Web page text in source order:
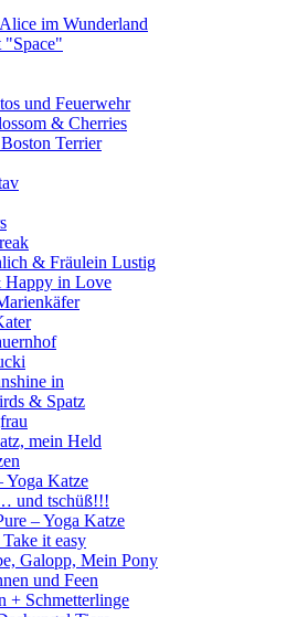
im Wunderland
"Space"
und Feuerwehr
& Cherries
Terrier
& Fräulein Lustig
Happy in Love
in
& Spatz
mein Held
Yoga Katze
und tschüß!!!
– Yoga Katze
it easy
Galopp, Mein Pony
und Feen
+ Schmetterlinge